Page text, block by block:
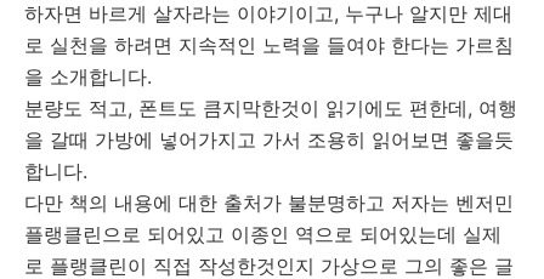
하자면 바르게 살자라는 이야기이고, 누구나 알지만 제대
로 실천을 하려면 지속적인 노력을 들여야 한다는 가르침
을 소개합니다.
분량도 적고, 폰트도 큼지막한것이 읽기에도 편한데, 여행
을 갈때 가방에 넣어가지고 가서 조용히 읽어보면 좋을듯
합니다.
다만 책의 내용에 대한 출처가 불분명하고 저자는 벤저민
플랭클린으로 되어있고 이종인 역으로 되어있는데 실제
로 플랭클린이 직접 작성한것인지 가상으로 그의 좋은 글